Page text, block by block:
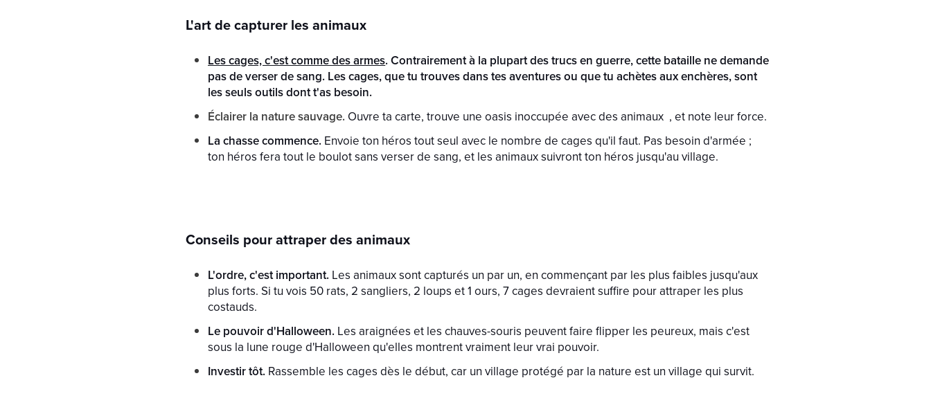
L'art de capturer les animaux
Les cages, c'est comme des armes. Contrairement à la plupart des trucs en guerre, cette bataille ne demande
pas de verser de sang. Les cages, que tu trouves dans tes aventures ou que tu achètes aux enchères, sont
les seuls outils dont t'as besoin.
Éclairer la nature sauvage. Ouvre ta carte, trouve une oasis inoccupée avec des animaux , et note leur force.
La chasse commence. Envoie ton héros tout seul avec le nombre de cages qu'il faut. Pas besoin d'armée ;
ton héros fera tout le boulot sans verser de sang, et les animaux suivront ton héros jusqu'au village.
Conseils pour attraper des animaux
L'ordre, c'est important. Les animaux sont capturés un par un, en commençant par les plus faibles jusqu'aux
plus forts. Si tu vois 50 rats, 2 sangliers, 2 loups et 1 ours, 7 cages devraient suffire pour attraper les plus
costauds.
Le pouvoir d'Halloween. Les araignées et les chauves-souris peuvent faire flipper les peureux, mais c'est
sous la lune rouge d'Halloween qu'elles montrent vraiment leur vrai pouvoir.
Investir tôt. Rassemble les cages dès le début, car un village protégé par la nature est un village qui survit.